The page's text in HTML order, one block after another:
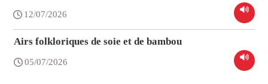
12/07/2026
Airs folkloriques de soie et de bambou
05/07/2026